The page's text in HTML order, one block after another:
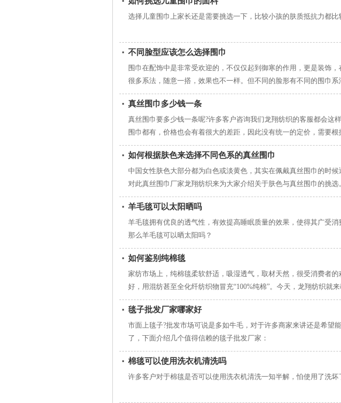
选择儿童围巾上家长还是需要挑选一下，比较小孩的肤质抵抗力都
不同脸型应该怎么选择围巾
围巾在配饰中是非常受欢迎的，不仅仅起到御寒的作用，更是装饰
很多系法，随意一搭，效果也不一样。但不同的脸形有不同的围巾
真丝围巾多少钱一条
真丝围巾要多少钱一条呢?许多客户咨询我们龙翔纺织的客服都会这
围巾都有，价格也会有着很大的差距，因此没有统一的定价，需要
讨以下：
如何根据肤色来选择不同色系的真丝围巾
中国女性肤色大部分都为白色或淡黄色，其实在佩戴真丝围巾的时
对此真丝围巾厂家龙翔纺织来为大家介绍关于肤色与真丝围巾的挑选。
羊毛毯可以太阳晒吗
羊毛毯拥有优良的透气性，有效提高睡眠质量的效果，使得其广受
那么羊毛毯可以晒太阳吗？
如何鉴别纯棉毯
家纺市场上，纯棉毯柔软舒适，吸湿透气，取材天然，很受消费者
好，用混纺甚至全化纤纺织物冒充“100%纯棉”。今天，龙翔纺织就
毯子批发厂家哪家好
市面上毯子?批发市场可说是多如牛毛，对于许多商家来讲还是希望
了，下面介绍几个值得信赖的毯子批发厂家：
棉毯可以使用洗衣机清洗吗
许多客户对于棉毯是否可以使用洗衣机清洗一知半解，怕使用了洗坏